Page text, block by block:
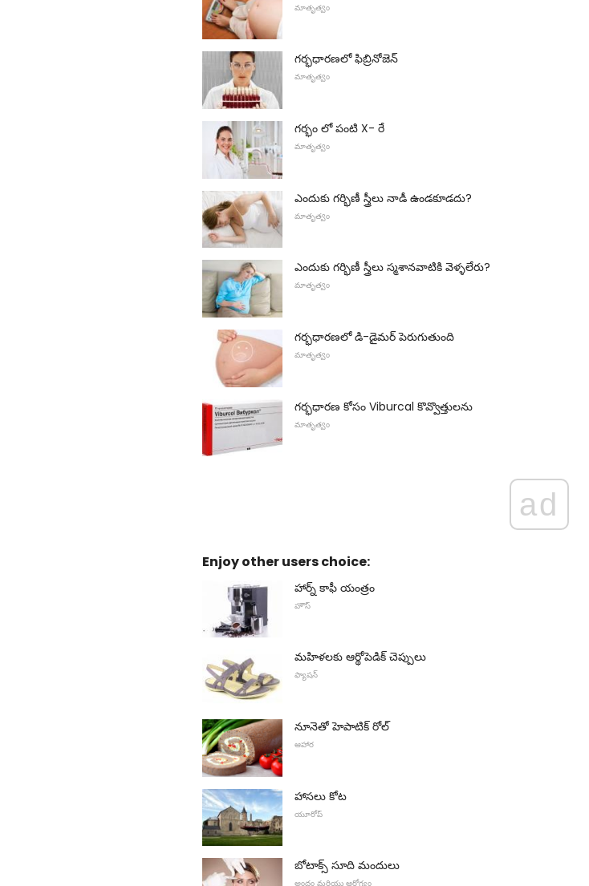
మాతృత్వం
గర్భధారణలో ఫిబ్రినోజెన్
మాతృత్వం
గర్భం లో పంటి X- రే
మాతృత్వం
ఎందుకు గర్భిణీ స్త్రీలు నాడీ ఉండకూడదు?
మాతృత్వం
ఎందుకు గర్భిణీ స్త్రీలు స్మశానవాటికి వెళ్ళలేరు?
మాతృత్వం
గర్భధారణలో డి-డైమర్ పెరుగుతుంది
మాతృత్వం
గర్భధారణ కోసం Viburcal కొవ్వొత్తులను
మాతృత్వం
ad
Enjoy other users choice:
హార్న్ కాఫీ యంత్రం
హౌస్
మహిళలకు ఆర్థోపెడిక్ చెప్పులు
ఫ్యాషన్
నూనెతో హెపాటిక్ రోల్
ఆహార
హాసలు కోట
యూరోప్
బోటాక్స్ సూది మందులు
అందం మరియు ఆరోగ్యం